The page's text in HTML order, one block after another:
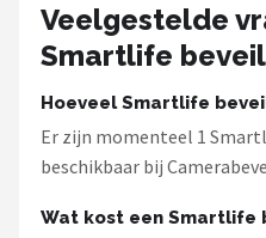
Smartwares
ieGeek
Alle merken →
Veelgestelde
Smartlife
Hoeveel Smartlife
Er zijn momenteel 1
beschikbaar bij
Wat kost een Smartlife